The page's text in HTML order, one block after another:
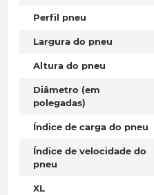
Perfil pneu
Largura do pneu
Altura do pneu
Diâmetro (em
polegadas)
Índice de carga do pneu
Índice de velocidade do
pneu
XL